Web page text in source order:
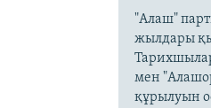
"Алаш"
жылдары
мен
құрылуын